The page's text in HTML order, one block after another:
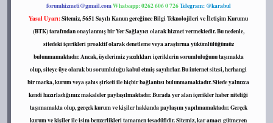
forumhizmeti@gmail.comWhatsapp: 0262 606 0 726Telegram: @karabul
Yasal Uyarı:Sitemiz, 5651 Sayılı Kanun gereğince Bilgi Teknolojileri ve İletişim Kurumu
(BTK) tarafından onaylanmış bir Yer Sağlayıcı olarak hizmet vermektedir. Bu nedenle,
sitedeki içerikleri proaktif olarak denetleme veya araştırma yükümlülüğümüz
bulunmamaktadır. Ancak, üyelerimiz yazdıkları içeriklerin sorumluluğunu taşımakta
olup, siteye üye olarak bu sorumluluğu kabul etmiş sayılırlar. Bu internet sitesi, herhangi
bir marka, kurum veya şahıs şirketi ile hiçbir bağlantısı bulunmamaktadır. Sitede yalnızca
kendi hazırladığımız makaleler paylaşılmaktadır. Burada yer alan içerikler haber niteliği
taşımamakta olup, gerçek kurum ve kişiler hakkında paylaşım yapılmamaktadır. Gerçek
kurum ve kişiler ile isim benzerlikleri tamamen tesadüfidir. Sitemiz, kar amacı gütmeyen